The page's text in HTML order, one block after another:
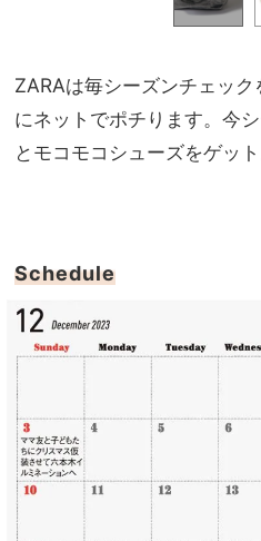
ZARAは毎シーズンチェッ
にネットでポチります。今
とモコモコシューズをゲット
Schedule